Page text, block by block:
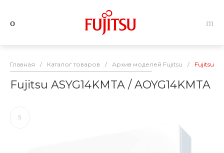
Главная / Каталог товаров / Архив моделей Fujitsu / Fujitsu
Fujitsu ASYG14KMTA / AOYG14KMTA